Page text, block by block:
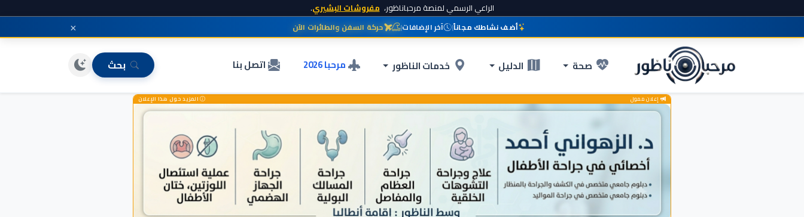
الراعي الرسمي لمنصة مرحباناظور، مفروشات البشيري.
أضف نشاطك مجاناً| آخر الإضافات| حركة السفن والطائرات الآن ×
صحة الدليل خدمات الناظور مرحبا 2026 اتصل بنا بحث
إعلان ممول المزيد حول هذا الإعلان